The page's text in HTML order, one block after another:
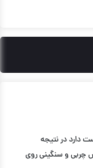
دارد در نتیجه
چربی و سنگینی روی